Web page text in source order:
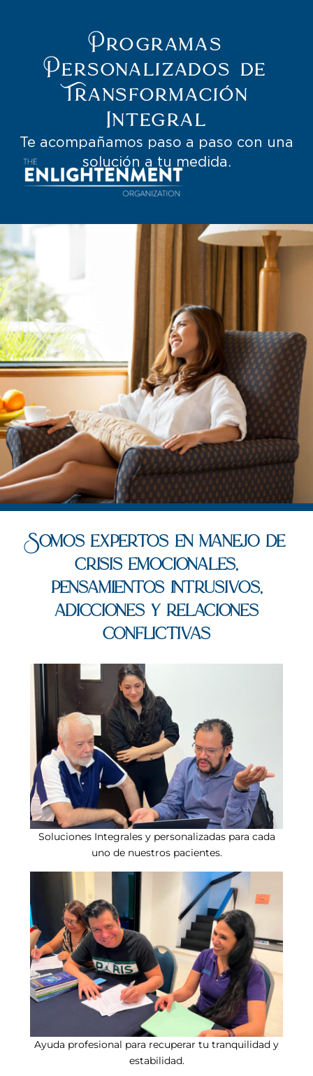
Programas
Personalizados de
Transformación
Integral
Te acompañamos paso a paso con una
solución a tu medida.
Somos expertos en manejo de
crisis emocionales,
pensamientos intrusivos,
adicciones y relaciones
conflictivas
Soluciones Integrales y personalizadas para cada
uno de nuestros pacientes.
Ayuda profesional para recuperar tu tranquilidad y
estabilidad.